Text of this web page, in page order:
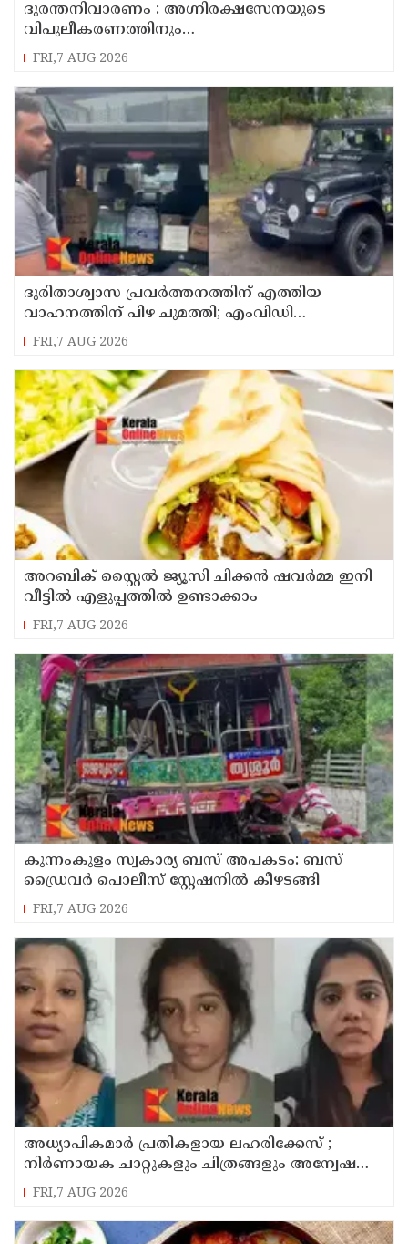
ദുരന്തനിവാരണം : അഗ്നിരക്ഷസേനയുടെ
വിപുലീകരണത്തിനും
ആധുനികവത്കരണത്തിനുമായി 64.21 കോടി
FRI,7 AUG 2026
ദുരിതാശ്വാസ പ്രവർത്തനത്തിന് എത്തിയ
വാഹനത്തിന് പിഴ ചുമത്തി; എംവിഡി
ഉദ്യോഗസ്ഥന് സസ്പെൻഷൻ
FRI,7 AUG 2026
അറബിക് സ്റ്റൈൽ ജ്യൂസി ചിക്കൻ ഷവർമ്മ ഇനി
വീട്ടിൽ എളുപ്പത്തിൽ ഉണ്ടാക്കാം
FRI,7 AUG 2026
കുന്നംകുളം സ്വകാര്യ ബസ് അപകടം: ബസ്
ഡ്രൈവർ പൊലീസ് സ്റ്റേഷനിൽ കീഴടങ്ങി
FRI,7 AUG 2026
അധ്യാപികമാര്‍ പ്രതികളായ ലഹരിക്കേസ് ;
നിർണായക ചാറ്റുകളും ചിത്രങ്ങളും അന്വേഷണ
സംഘത്തിന്
FRI,7 AUG 2026